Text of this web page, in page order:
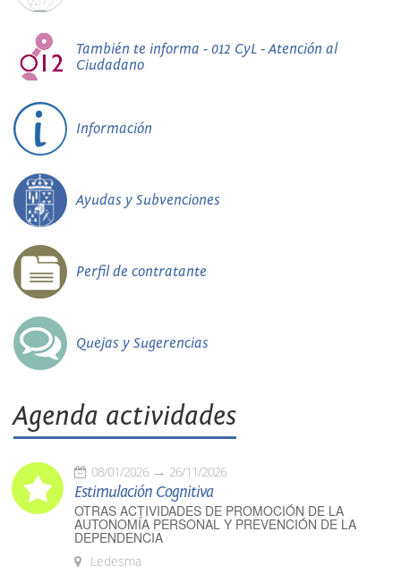
También te informa - 012 CyL - Atención al
Ciudadano
Información
Ayudas y Subvenciones
Perfil de contratante
Quejas y Sugerencias
Agenda actividades
08/01/2026 26/11/2026
Estimulación Cognitiva
OTRAS ACTIVIDADES DE PROMOCIÓN DE LA
AUTONOMÍA PERSONAL Y PREVENCIÓN DE LA
DEPENDENCIA
Ledesma